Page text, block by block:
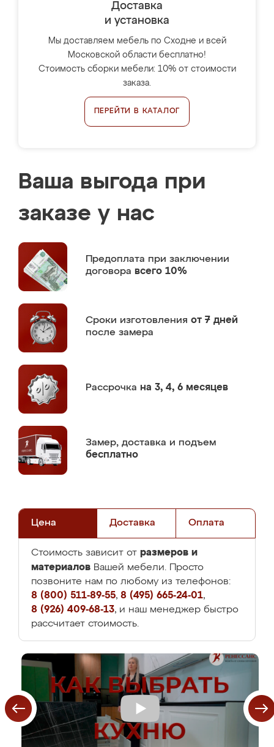
Доставка
и установка
Мы доставляем мебель по Сходне и всей
Московской области бесплатно!
Стоимость сборки мебели: 10% от стоимости
заказа.
ПЕРЕЙТИ В КАТАЛОГ
Ваша выгода при
заказе у нас
Предоплата при заключении
договора всего 10%
Сроки изготовления от 7 дней
после замера
Рассрочка на 3, 4, 6 месяцев
Замер, доставка и подъем
бесплатно
Цена Доставка Оплата
Стоимость зависит от размеров и
материалов Вашей мебели. Просто
позвоните нам по любому из телефонов:
8 (800) 511-89-55, 8 (495) 665-24-01,
8 (926) 409-68-13, и наш менеджер быстро
рассчитает стоимость.